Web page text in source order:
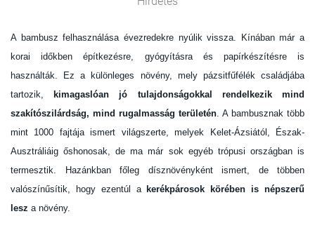
A bambusz felhasználása évezredekre nyúlik vissza. Kínában már a
korai időkben építkezésre, gyógyításra és papírkészítésre is
használták. Ez a különleges növény, mely pázsitfűfélék családjába
tartozik,
kimagaslóan jó tulajdonságokkal rendelkezik mind
szakítószilárdság, mind rugalmasság területén. A bambusznak több
mint 1000 fajtája ismert világszerte, melyek Kelet-Ázsiától, Észak-
Ausztráliáig őshonosak, de ma már sok egyéb trópusi országban is
termesztik. Hazánkban főleg dísznövényként ismert, de többen
valószínűsítik, hogy ezentúl a kerékpárosok körében is népszerű
lesz a növény.